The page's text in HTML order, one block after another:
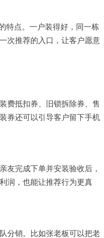
特点。一户装得好，同一栋
次推荐的入口，让客户愿意
费抵扣券、旧锁拆除券、售
券还可以引导客户留下手机
友完成下单并安装验收后，
润，也能让推荐行为更真
分销。比如张老板可以把老